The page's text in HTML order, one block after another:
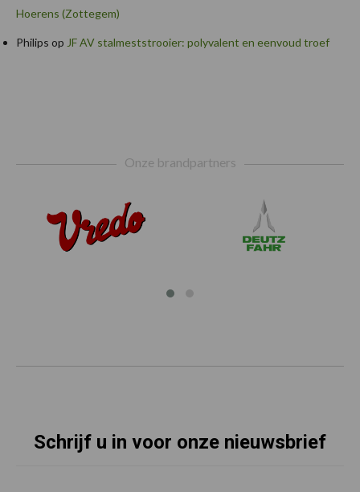
Hoerens (Zottegem)
Philips op JF AV stalmeststrooier: polyvalent en eenvoud troef
Onze brandpartners
Schrijf u in voor onze nieuwsbrief